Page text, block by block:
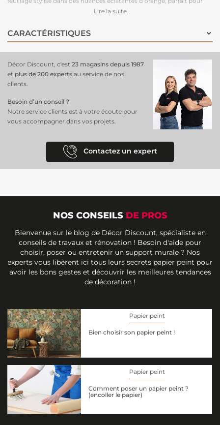
insuffler une énergie dynamique à vos espaces. Que ce soit dans une
tout en apportant une ambiance vivante et accueillante. Fabriqué en
intissé, il est non seulement durable dans le temps, mais aussifacile à
revêtement mural se nettoie facilement, garantissant
une apparence fraîche et soignée au fil du temps. Optez pour ce
papier peint pour
en un instant !
Lire la suite
CARACTÉRISTIQUES
Décor Discount, c'est 23 magasins depuis 1987
et plus de 200 experts au service de nos
clients.
Besoin d’un conseil ?
Notre service clients est à votre écoute pour
vous accompagner dans vos projets.
Contactez un expert
NOS CONSEILS DE PROS
Bienvenue sur le blog de Décor Discount, spécialiste en
conseils de travaux et rénovation ! Besoin d'aide pour
choisir, poser ou entretenir un support murale ? Nos
experts vous libèrent ici tous leurs secrets papier peint pour
avoir les bons gestes et découvrir les meilleures tendances
de décoration !
Papier peint
Bien choisir son papier peint !
Papier peint
Comment poser un papier peint ?
(encoller le papier)